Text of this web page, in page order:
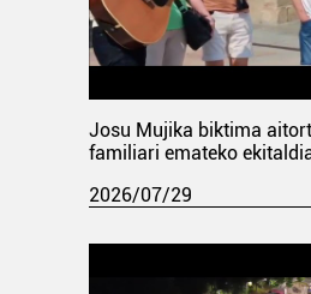
Josu Mujika biktima
familiari emateko
2026/07/29